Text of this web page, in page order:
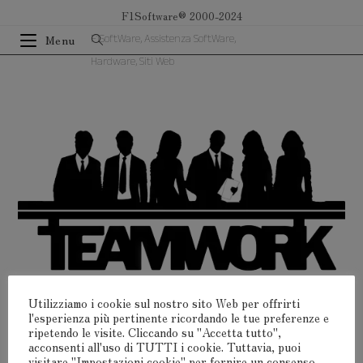
contenuto
F1Software® 2000-2024
Menu
F1SoftWare, Assistenza SoftWare,
Hardware, Siti Web
Utilizziamo i cookie sul nostro sito Web per offrirti
l'esperienza più pertinente ricordando le tue preferenze e
ripetendo le visite. Cliccando su "Accetta tutto",
acconsenti all'uso di TUTTI i cookie. Tuttavia, puoi